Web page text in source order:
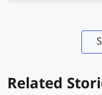
Related